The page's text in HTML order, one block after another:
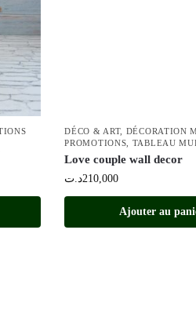
DÉCO & ART, DÉCORATION
PROMOTIONS
TABLEAU
Love couple wall decor
210,000د.ت
Ajouter au